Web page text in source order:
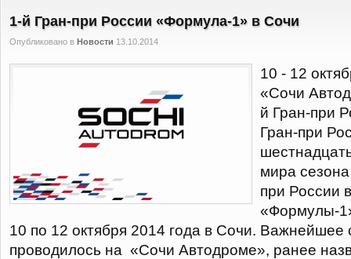
1-й Гран-при России «Формула-1» в Сочи
Опубликовано в Новости 13.10.2014
10 - 12
«Сочи
й Гран-при
Гран-при
мира
при России
«Формулы-
10 по 12 октября 2014 года в Сочи. Важнейшее
проводилось на «Сочи Автодроме», ранее